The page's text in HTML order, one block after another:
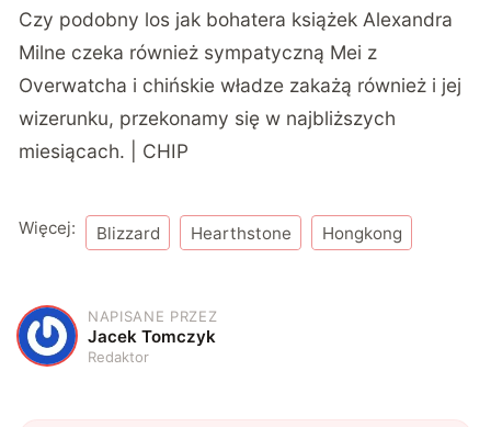
Czy podobny los jak bohatera książek Alexandra
Milne czeka również sympatyczną Mei z
Overwatcha i chińskie władze zakażą również i jej
wizerunku, przekonamy się w najbliższych
miesiącach. | CHIP
Więcej: Blizzard Hearthstone Hongkong
J
NAPISANE PRZEZ
Jacek Tomczyk
Redaktor